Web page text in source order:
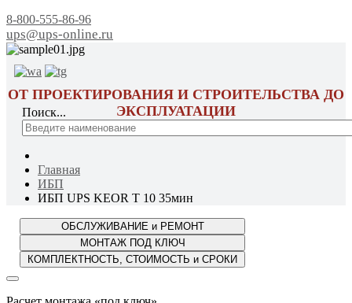
8-800-555-86-96
ups@ups-online.ru
ОТ ПРОЕКТИРОВАНИЯ И СТРОИТЕЛЬСТВА ДО
ЭКСПЛУАТАЦИИ
Поиск...
Главная
ИБП
ИБП UPS KEOR T 10 35мин